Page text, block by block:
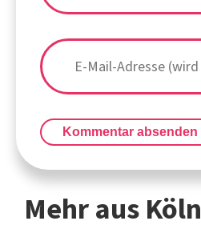
Kommentar absenden
Mehr aus Köln